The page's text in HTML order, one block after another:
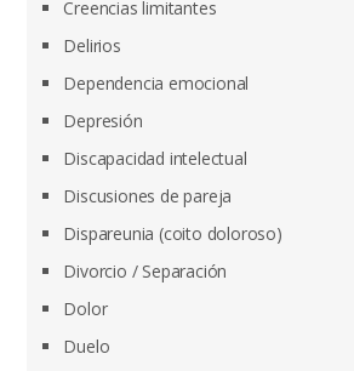
Creencias limitantes
Delirios
Dependencia emocional
Depresión
Discapacidad intelectual
Discusiones de pareja
Dispareunia (coito doloroso)
Divorcio / Separación
Dolor
Duelo